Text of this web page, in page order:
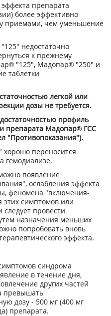
препарата
более эффективно
приемами, чем уменьшение
недостаточно
к прежнему
"125", Мадопар® "250" и
таблетки
легкой или
дозы не требуется.
профиль
препарата Мадопар® ГСС
"Противопоказания").
переносится
гемодиализе.
появление
ослабления эффекта
феномена "включения-
симптомов или
провести
назначения меньших
попробовать вновь
эффекта.
синдрома
в течение дня,
других частей
превышать
дозу - 500 мг (400 мг
препарата.